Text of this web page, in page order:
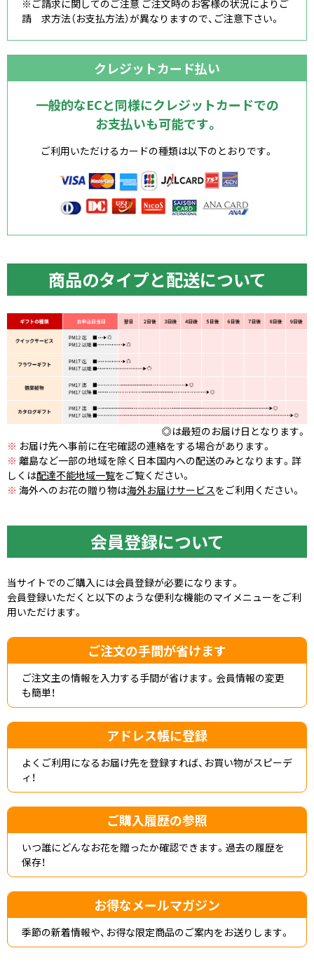
※ご請求に関してのご注意 ご注文時のお客様の状況によりご
請 求方法（お支払方法）が異なりますので、ご注意下さい。
クレジットカード払い
一般的なECと同様にクレジットカードでの
お支払いも可能です。
ご利用いただけるカードの種類は以下のとおりです。
商品のタイプと配送について
◎は最短のお届け日となります。
※ お届け先へ事前に在宅確認の連絡をする場合があります。
※ 離島など一部の地域を除く日本国内への配送のみとなります。詳
しくは配達不能地域一覧をご覧ください。
※ 海外へのお花の贈り物は海外お届けサービスをご利用ください。
会員登録について
当サイトでのご購入には会員登録が必要になります。
会員登録いただくと以下のような便利な機能のマイメニューをご利
用いただけます。
ご注文の手間が省けます
ご注文主の情報を入力する手間が省けます。会員情報の変更
も簡単！
アドレス帳に登録
よくご利用になるお届け先を登録すれば、お買い物がスピーデ
ィ！
ご購入履歴の参照
いつ誰にどんなお花を贈ったか確認できます。過去の履歴を
保存！
お得なメールマガジン
季節の新着情報や、お得な限定商品のご案内をお送りします。